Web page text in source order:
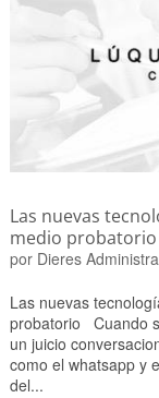
Las nuevas
medio probatorio
por Dieres
Las nuevas
probatorio Cuando
un juicio
como el whatsapp y
del...